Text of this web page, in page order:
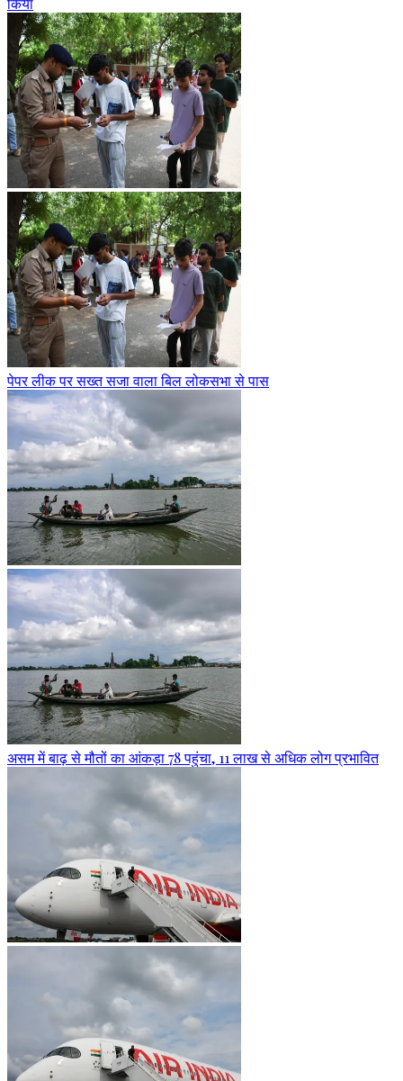
पेपर लीक पर सख्त सजा वाला बिल लोकसभा से पास
असम में बाढ़ से मौतों का आंकड़ा 78 पहुंचा, 11 लाख से अधिक लोग प्रभावित